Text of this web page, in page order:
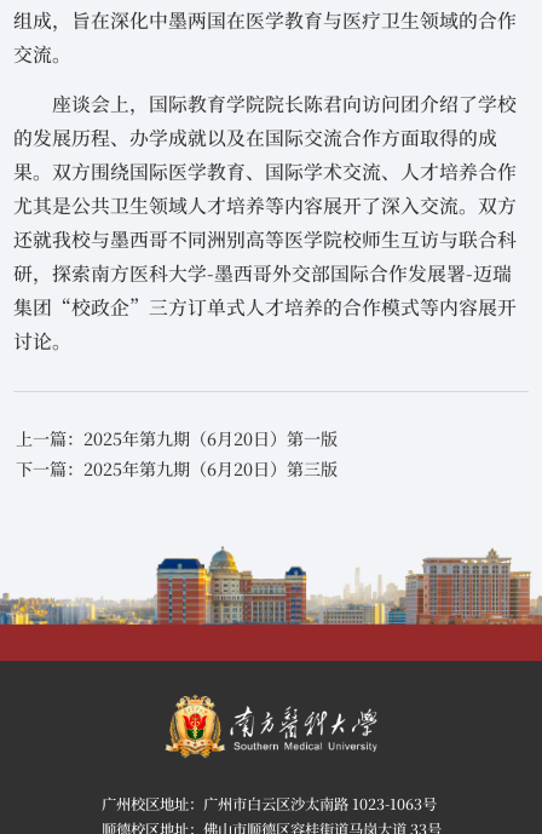
组成，旨在深化中墨两国在医学教育与医疗卫生领域的合作
交流。
座谈会上，国际教育学院院长陈君向访问团介绍了学校
的发展历程、办学成就以及在国际交流合作方面取得的成
果。双方围绕国际医学教育、国际学术交流、人才培养合作
尤其是公共卫生领域人才培养等内容展开了深入交流。双方
还就我校与墨西哥不同洲别高等医学院校师生互访与联合科
研，探索南方医科大学-墨西哥外交部国际合作发展署-迈瑞
集团“校政企”三方订单式人才培养的合作模式等内容展开
讨论。
上一篇：2025年第九期（6月20日）第一版
下一篇：2025年第九期（6月20日）第三版
广州校区地址：广州市白云区沙太南路 1023-1063号
顺德校区地址：佛山市顺德区容桂街道马岗大道 33号